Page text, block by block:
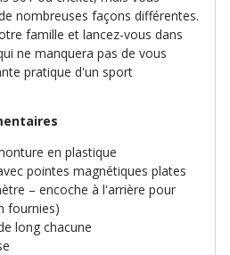
nombreuses façons différentes.
famille et lancez-vous dans
ne manquera pas de vous
pratique d'un sport
en plastique
pointes magnétiques plates
– encoche à l'arrière pour
fournies)
long chacune